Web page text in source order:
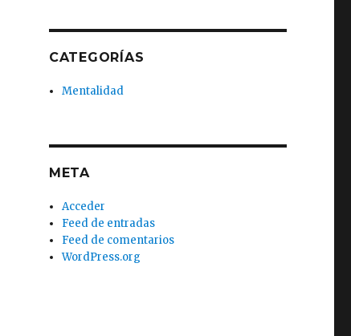
CATEGORÍAS
Mentalidad
META
Acceder
Feed de entradas
Feed de comentarios
WordPress.org